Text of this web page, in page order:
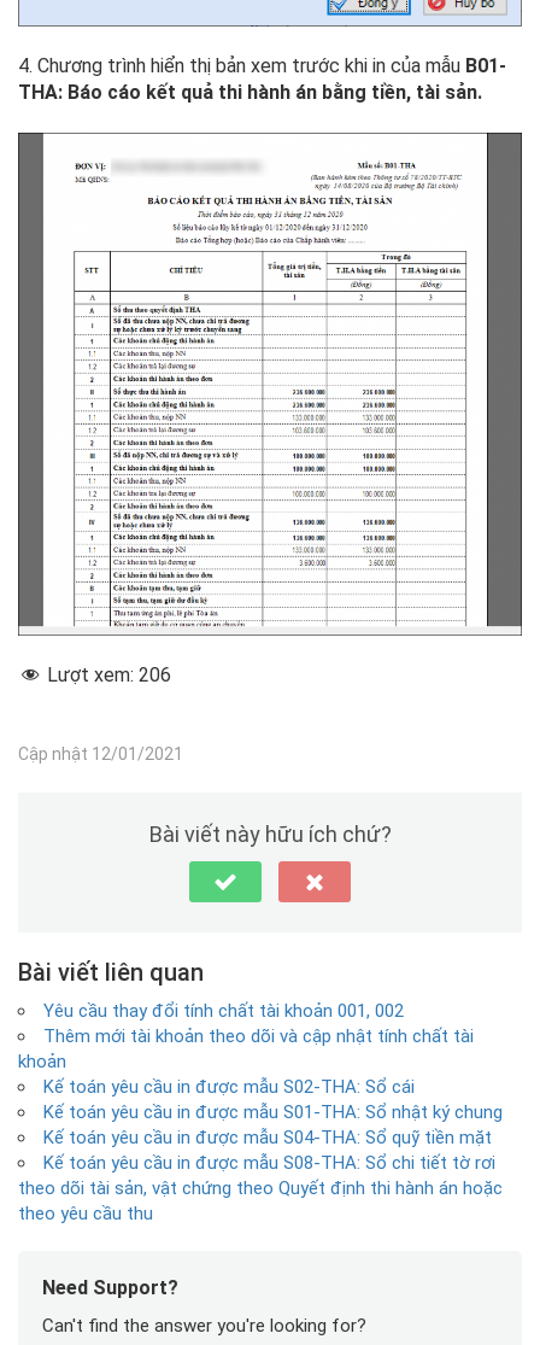
4. Chương trình hiển thị bản xem trước khi in của mẫu B01-
THA: Báo cáo kết quả thi hành án bằng tiền, tài sản.
Lượt xem: 206
Cập nhật 12/01/2021
Bài viết này hữu ích chứ?
Bài viết liên quan
Yêu cầu thay đổi tính chất tài khoản 001, 002
Thêm mới tài khoản theo dõi và cập nhật tính chất tài
khoản
Kế toán yêu cầu in được mẫu S02-THA: Sổ cái
Kế toán yêu cầu in được mẫu S01-THA: Sổ nhật ký chung
Kế toán yêu cầu in được mẫu S04-THA: Sổ quỹ tiền mặt
Kế toán yêu cầu in được mẫu S08-THA: Sổ chi tiết tờ rơi
theo dõi tài sản, vật chứng theo Quyết định thi hành án hoặc
theo yêu cầu thu
Need Support?
Can't find the answer you're looking for?